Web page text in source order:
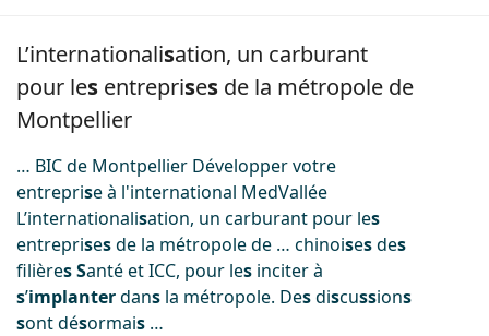
Image
L’internationalisation, un carburant
pour les entreprises de la métropole de
Montpellier
… BIC de Montpellier Développer votre
entreprise à l'international MedVallée
L’internationalisation, un carburant pour les
entreprisesde la métropole de … chinoisesdes
filièresSanté et ICC, pour les inciter à
s’implanterdans la métropole. Desdiscussions
sont désormais …